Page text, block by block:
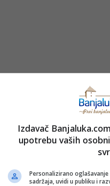
Izdavač
upotrebu vaših
Personalizirano
sadržaja, uvidi u publiku i